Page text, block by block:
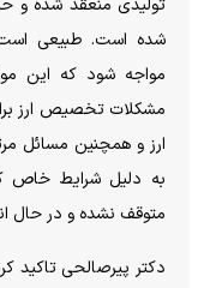
شده است. طبیعی است
مواجه شود که این
ارز و همچنین مسائل
به دلیل شرایط خاص
متوقف نشده و در حال
دکتر پیرصالحی تاکید